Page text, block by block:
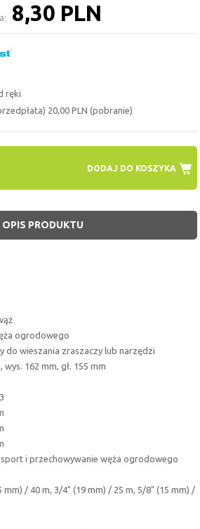
8,30 PLN
ręki
20,00 PLN (pobranie)
DODAJ DO KOSZYKA
OPIS PRODUKTU
ogrodowego
do wieszania zraszaczy lub narzędzi
wys. 162 mm, gł. 155 mm
i przechowywanie węża ogrodowego
mm) / 40 m, 3/4" (19 mm) / 25 m, 5/8" (15 mm) /